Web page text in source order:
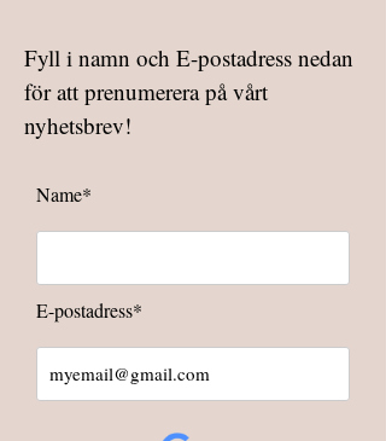
Fyll i namn och E-postadress nedan
för att prenumerera på vårt
nyhetsbrev!
Name*
E-postadress*